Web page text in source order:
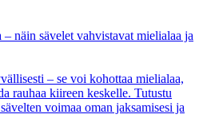
näin sävelet vahvistavat mielialaa ja
– se voi kohottaa mielialaa,
rauhaa kiireen keskelle. Tutustu
voimaa oman jaksamisesi ja